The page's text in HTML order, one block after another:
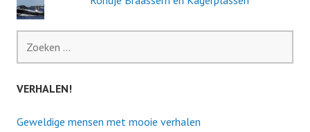
naar:
VERHALEN!
Geweldige mensen met mooie verhalen